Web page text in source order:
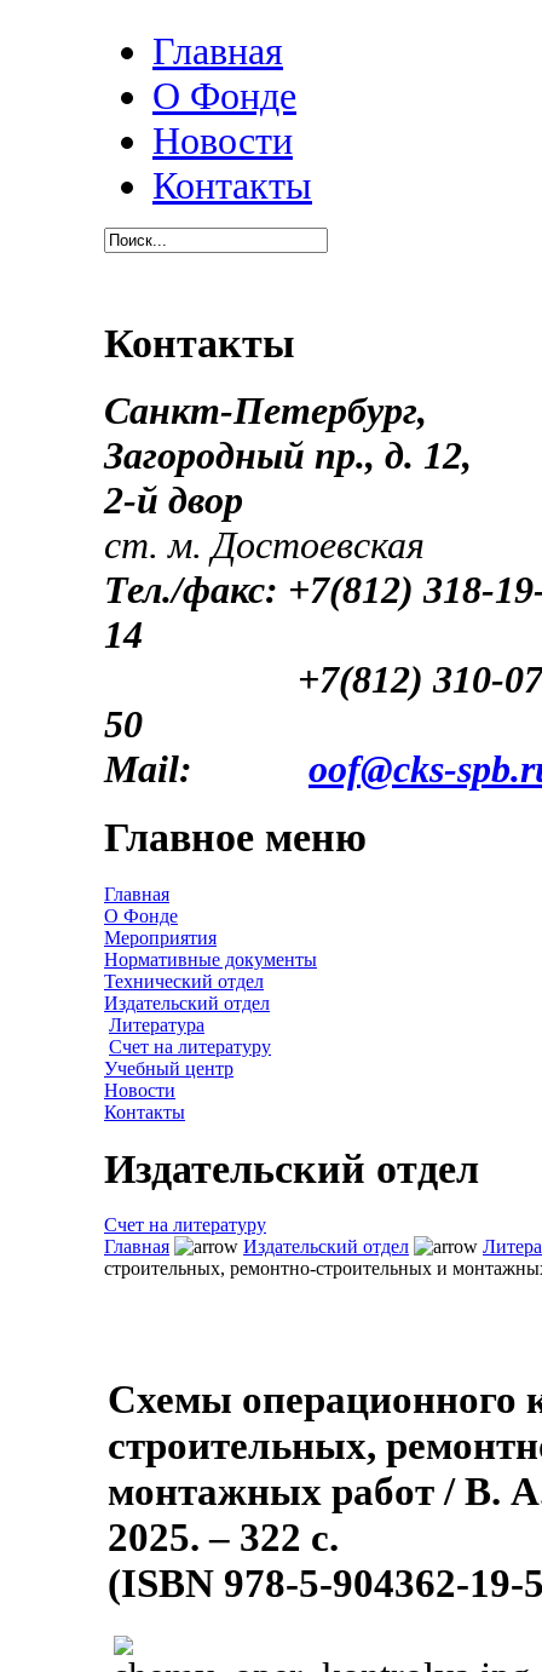
Главная
О Фонде
Новости
Контакты
Контакты
Санкт-Петербург,
Загородный пр., д. 12,
2-й двор
ст. м. Достоевская
Тел./факс: +7(812) 318-
14
+7(812) 310-07-
50
Mail: oof@cks-
Главное меню
Главная
О Фонде
Мероприятия
Нормативные документы
Технический отдел
Издательский отдел
Литература
Счет на литературу
Учебный центр
Новости
Контакты
Издательский отдел
Счет на литературу
Главная
Издательский отдел
строительных, ремонтно-строительных и
Схемы операционного
строительных,
монтажных работ / В.
2025. – 322 с.
(ISBN 978-5-904362-19-